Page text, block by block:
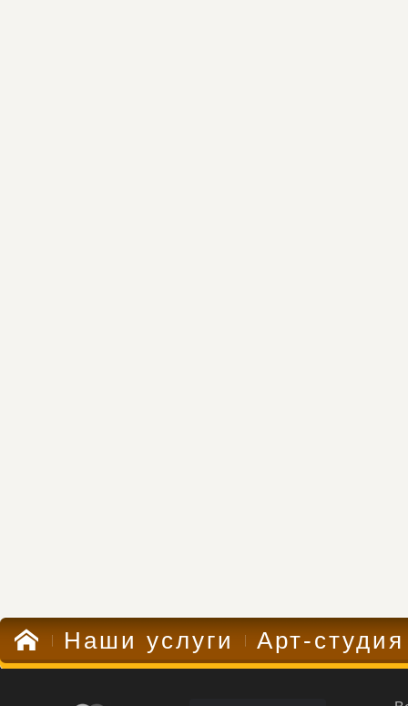
Наши услуги Арт-студия